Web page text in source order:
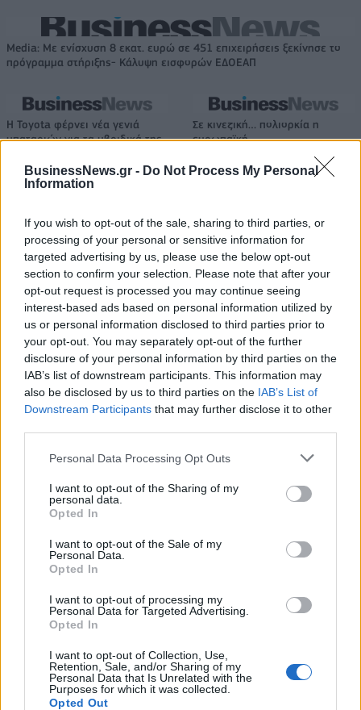
BusinessNews.gr - Do Not Process My Personal
Information
If you wish to opt-out of the sale, sharing to third parties, or
processing of your personal or sensitive information for
targeted advertising by us, please use the below opt-out
section to confirm your selection. Please note that after your
opt-out request is processed you may continue seeing
interest-based ads based on personal information utilized by
us or personal information disclosed to third parties prior to
your opt-out. You may separately opt-out of the further
disclosure of your personal information by third parties on the
IAB’s list of downstream participants. This information may
also be disclosed by us to third parties on the IAB’s List of
Downstream Participants that may further disclose it to other
Personal Data Processing Opt Outs
I want to opt-out of the Sharing of my
personal data.
Opted In
I want to opt-out of the Sale of my
Personal Data.
Opted In
I want to opt-out of processing my
Personal Data for Targeted Advertising.
Opted In
I want to opt-out of Collection, Use,
Retention, Sale, and/or Sharing of my
Personal Data that Is Unrelated with the
Purposes for which it was collected.
Opted Out
Media: Με ενίσχυση 8 εκατ. ευρώ σε 451 επιχειρήσεις ξεκίνησε το
πρόγραμμα στήριξης- Κάλυψη εισφορών ΕΔΟΕΑΠ
Η Toyota φέρνει νέα γενιά
μπαταριών για τα υβριδικά της
Σε κινεζική… πολιορκία η
ευρωπαϊκή
Νέο Audi A2 e-tron με στόχο την κορυφή της αποδοτικότητας
«Η οικογένεια Μπας φέρεται να
βρίσκεται κοντά στην απόκτηση
της Βιλερμπάν»
Εθνική Παίδων: Κόντρα στη
Γεωργία για την πρώτη νίκη στο
Ευρωμπάσκετ U16 (live stream)
Χρηματιστήριο Αθηνών: Εβδομαδιαία άνοδος 1,76%, κέρδη 23,31%
από τις αρχές του έτους
Ελληνική Αναπτυξιακή Τράπεζα:
ανοίγει δρόμο για δάνεια έως 5
δισ. σε μικρομεσαίες
Υπ. Μεταφορών: Οριστική λύση
κυκλοφορίας - Τέλος στις
Η Chery επενδύει 75 εκατ. δολάρια στην KG Mobility
Το FIAT 500 Hybrid τώρα από
συνεργασίας τους μέχρι το
2028